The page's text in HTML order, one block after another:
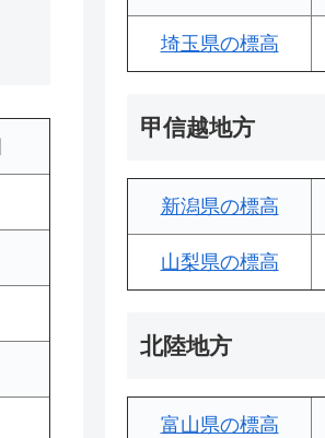
埼玉県の標高
甲信越地方
新潟県の標高
山梨県の標高
北陸地方
富山県の標高